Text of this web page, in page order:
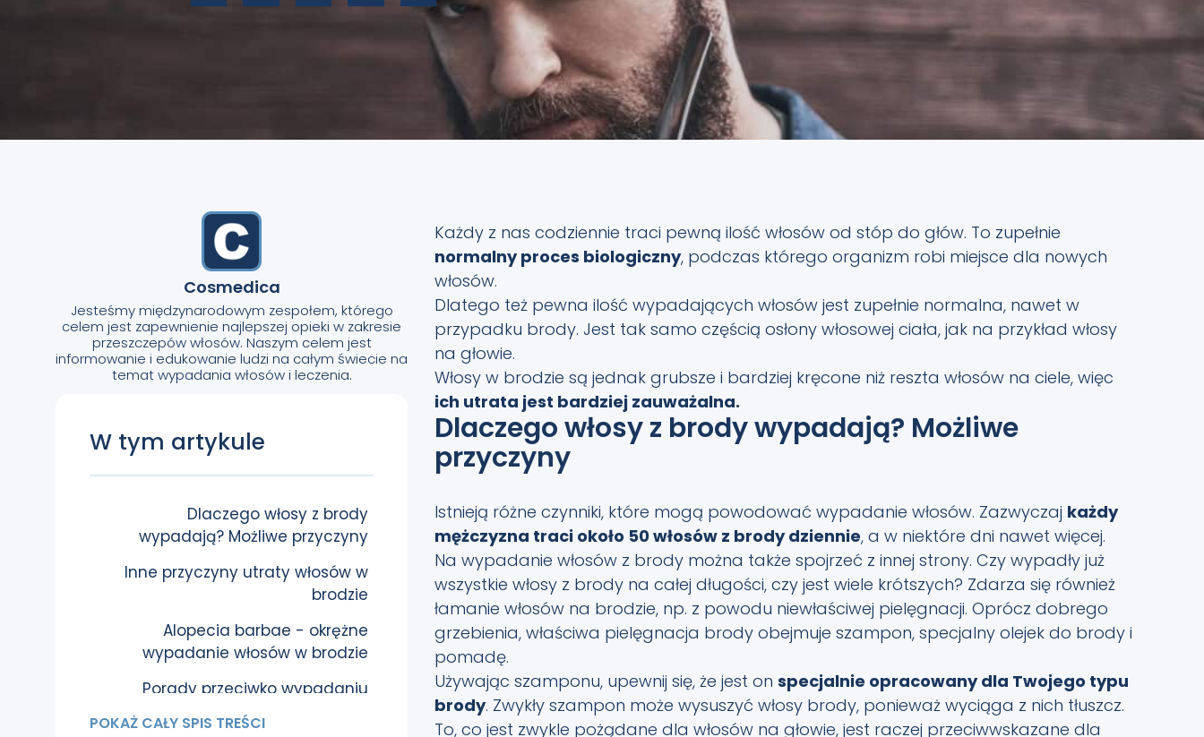
Cosmedica
Jesteśmy międzynarodowym zespołem, którego
celem jest zapewnienie najlepszej opieki w zakresie
przeszczepów włosów. Naszym celem jest
informowanie i edukowanie ludzi na całym świecie na
temat wypadania włosów i leczenia.
W tym artykule
Dlaczego włosy z brody
wypadają? Możliwe przyczyny
Inne przyczyny utraty włosów w
brodzie
Alopecia barbae - okrężne
wypadanie włosów w brodzie
Porady przeciwko wypadaniu
włosów w brodzie
POKAŻ CAŁY SPIS TREŚCI
Każdy z nas codziennie traci pewną ilość włosów od stóp do głów. To zupełnie
normalny proces biologiczny, podczas którego organizm robi miejsce dla nowych
włosów.
Dlatego też pewna ilość wypadających włosów jest zupełnie normalna, nawet w
przypadku brody. Jest tak samo częścią osłony włosowej ciała, jak na przykład włosy
na głowie.
Włosy w brodzie są jednak grubsze i bardziej kręcone niż reszta włosów na ciele, więc
ich utrata jest bardziej zauważalna.
Dlaczego włosy z brody wypadają? Możliwe
przyczyny
Istnieją różne czynniki, które mogą powodować wypadanie włosów. Zazwyczaj każdy
mężczyzna traci około 50 włosów z brody dziennie, a w niektóre dni nawet więcej.
Na wypadanie włosów z brody można także spojrzeć z innej strony. Czy wypadły już
wszystkie włosy z brody na całej długości, czy jest wiele krótszych? Zdarza się również
łamanie włosów na brodzie, np. z powodu niewłaściwej pielęgnacji. Oprócz dobrego
grzebienia, właściwa pielęgnacja brody obejmuje szampon, specjalny olejek do brody i
pomadę.
Używając szamponu, upewnij się, że jest onspecjalnie opracowany dla Twojego typu
brody. Zwykły szampon może wysuszyć włosy brody, ponieważ wyciąga z nich tłuszcz.
To, co jest zwykle pożądane dla włosów na głowie, jest raczej przeciwwskazane dla